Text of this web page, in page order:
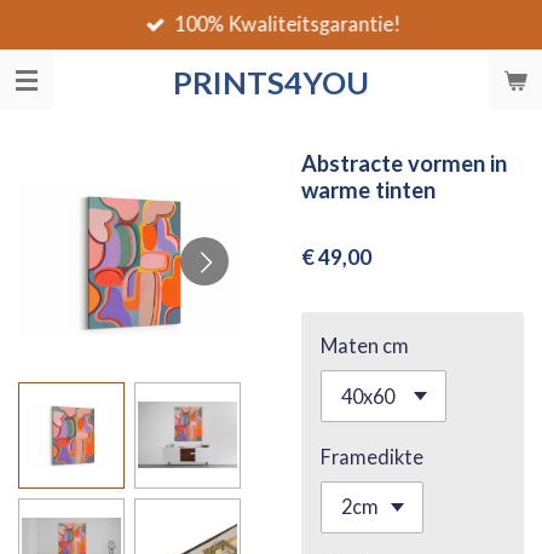
direct
naar
PRINTS4YOU
100% Kwaliteitsgarantie!
Abstracte vormen in
warme tinten
€ 49,00
Maten cm
Framedikte